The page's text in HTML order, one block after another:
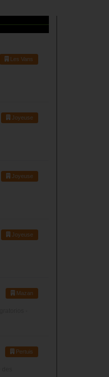
Les Vans
Joyeuse
Joyeuse
Joyeuse
Mazan
Pertuis